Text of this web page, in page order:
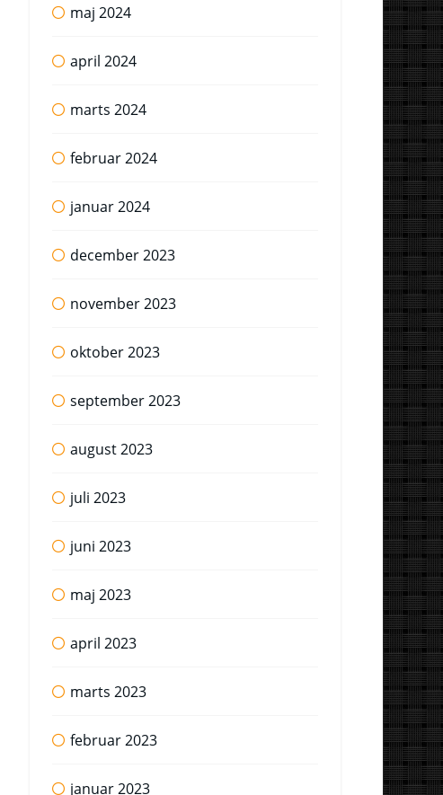
maj 2024
april 2024
marts 2024
februar 2024
januar 2024
december 2023
november 2023
oktober 2023
september 2023
august 2023
juli 2023
juni 2023
maj 2023
april 2023
marts 2023
februar 2023
januar 2023